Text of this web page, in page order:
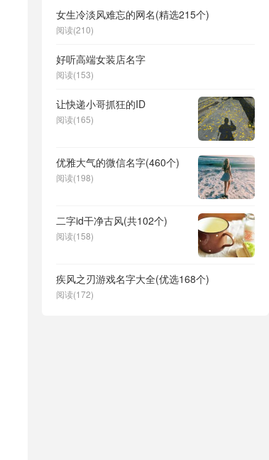
女生冷淡风难忘的网名(精选215个)
阅读(210)
好听高端女装店名字
阅读(153)
让快递小哥抓狂的ID
阅读(165)
优雅大气的微信名字(460个)
阅读(198)
二字id干净古风(共102个)
阅读(158)
疾风之刃游戏名字大全(优选168个)
阅读(172)